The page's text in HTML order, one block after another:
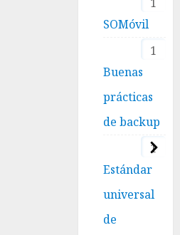
SOMóvil
1
Buenas
prácticas
de backup
1
Estándar
universal
de